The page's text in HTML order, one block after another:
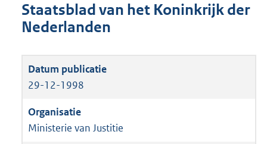
Staatsblad van het Koninkrijk der
Nederlanden
29-12-1998
Ministerie van Justitie